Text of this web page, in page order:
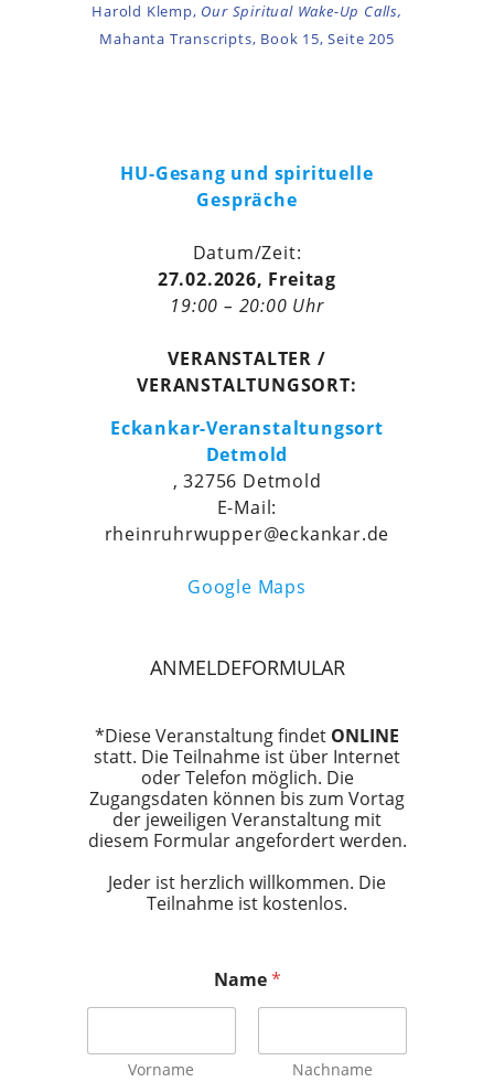
Harold Klemp, Our Spiritual Wake-Up Calls,
Mahanta Transcripts, Book 15, Seite 205
HU-Gesang und spirituelle
Gespräche
Datum/Zeit:
27.02.2026, Freitag
19:00 – 20:00 Uhr
VERANSTALTER /
VERANSTALTUNGSORT:
Eckankar-Veranstaltungsort
Detmold
, 32756 Detmold
E-Mail:
rheinruhrwupper@eckankar.de
Google Maps
ANMELDEFORMULAR
*Diese Veranstaltung findet ONLINE
statt. Die Teilnahme ist über Internet
oder Telefon möglich. Die
Zugangsdaten können bis zum Vortag
der jeweiligen Veranstaltung mit
diesem Formular angefordert werden.
Jeder ist herzlich willkommen. Die
Teilnahme ist kostenlos.
Name*
Vorname Nachname